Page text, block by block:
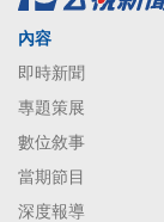
內容
即時新聞
專題策展
數位敘事
當期節目
深度報導